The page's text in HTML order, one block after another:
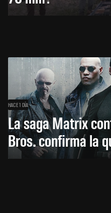
HACE 1 DÍA
La saga Matrix
Bros. confirma la